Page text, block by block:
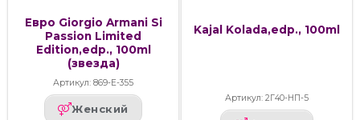
Евро Giorgio Armani Si
Passion Limited
Edition,edp., 100ml
(звезда)
Артикул: 869-E-355
Женский
Kajal Kolada,edp., 100ml
Артикул: 2Г40-НП-5